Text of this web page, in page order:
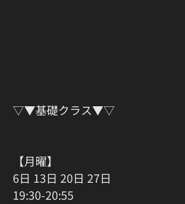
▽▼基礎クラス▼▽
【月曜】
6日 13日 20日 27日
19:30-20:55